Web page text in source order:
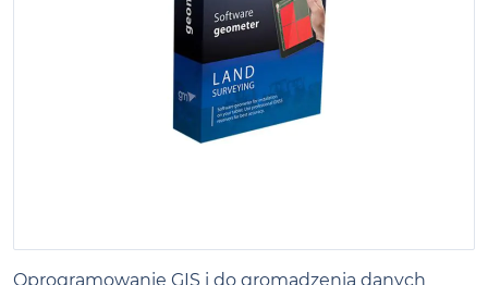
Oprogramowanie GIS i do gromadzenia danych